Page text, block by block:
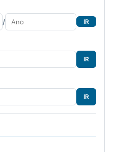
/ IR
IR
IR